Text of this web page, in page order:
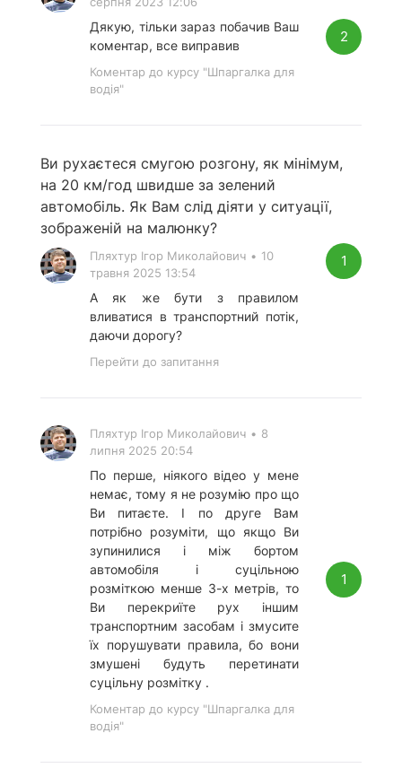
Дякую, тільки зараз побачив Ваш
коментар, все виправив
Коментар до курсу "Шпаргалка для
водія"
2
Ви рухаєтеся смугою розгону, як мінімум,
на 20 км/год швидше за зелений
автомобіль. Як Вам слід діяти у ситуації,
зображеній на малюнку?
Пляхтур Ігор Миколайович • 10
травня 2025 13:54
А як же бути з правилом
вливатися в транспортний потік,
даючи дорогу?
Перейти до запитання
1
Пляхтур Ігор Миколайович • 8
липня 2025 20:54
По перше, ніякого відео у мене
немає, тому я не розумію про що
Ви питаєте. І по друге Вам
потрібно розуміти, що якщо Ви
зупинилися і між бортом
автомобіля і суцільною
розміткою менше 3-х метрів, то
Ви перекриїте рух іншим
транспортним засобам і змусите
їх порушувати правила, бо вони
змушені будуть перетинати
суцільну розмітку .
Коментар до курсу "Шпаргалка для
водія"
1